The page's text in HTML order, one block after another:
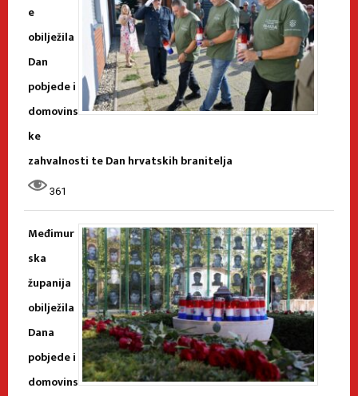
e
obilježila
Dan
pobjede i
domovins
ke
zahvalnosti te Dan hrvatskih branitelja
361
Međimur
ska
županija
obilježila
Dana
pobjede i
domovins